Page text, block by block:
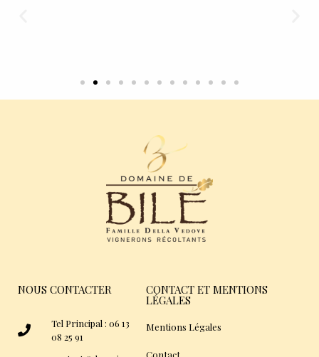
NOUS CONTACTER
Tel Principal : 06 13
08 25 91
CONTACT ET MENTIONS
LÉGALES
Mentions Légales
Contact